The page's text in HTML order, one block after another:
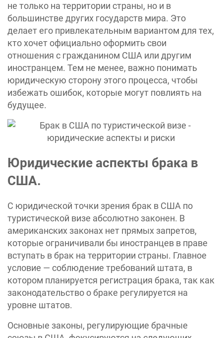
не только на территории страны, но и в
большинстве других государств мира. Это
делает его привлекательным вариантом для тех,
кто хочет официально оформить свои
отношения с гражданином США или другим
иностранцем. Тем не менее, важно понимать
юридическую сторону этого процесса, чтобы
избежать ошибок, которые могут повлиять на
будущее.
Юридические аспекты брака в
США.
С юридической точки зрения брак в США по
туристической визе абсолютно законен. В
американских законах нет прямых запретов,
которые ограничивали бы иностранцев в праве
вступать в брак на территории страны. Главное
условие — соблюдение требований штата, в
котором планируется регистрация брака, так как
законодательство о браке регулируется на
уровне штатов.
Основные законы, регулирующие брачные